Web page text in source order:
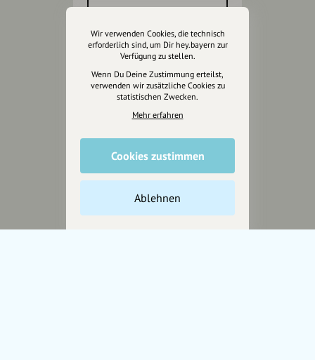
Jetzt unterstützen
Wir können leider keine
Wir verwenden Cookies, die technisch
erforderlich sind, um Dir hey.bayern zur
Verfügung zu stellen.
Wenn Du Deine Zustimmung erteilst,
verwenden wir zusätzliche Cookies zu
statistischen Zwecken.
Mehr erfahren
Cookies zustimmen
Ablehnen